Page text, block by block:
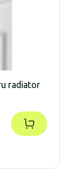
radiator